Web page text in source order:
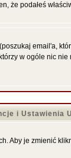
że podałeś
email'a,
w ogóle nic
i Ustawienia
Aby je zmienić